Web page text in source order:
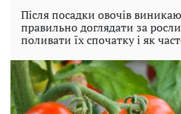
Після посадки овочів
правильно доглядати за
поливати їх спочатку і як